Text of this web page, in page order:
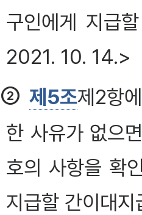
구인에게 지급
2021. 10. 14.>
② 제5조제2항
한 사유가 없으
호의 사항을 확
지급할 간이대